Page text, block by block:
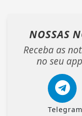
NOSSAS
Receba as
no seu
Telegram